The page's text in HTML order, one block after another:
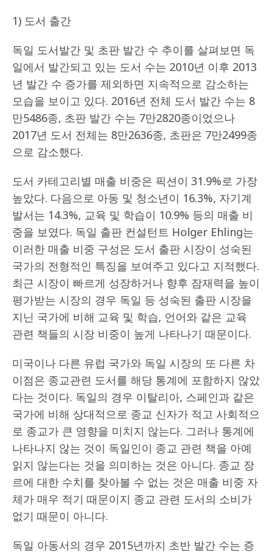
1) 도서 출간
독일 도서발간 및 초판 발간 수 추이를 살펴보면 독
일에서 발간되고 있는 도서 수는 2010년 이후 2013
년 발간 수 증가를 제외하면 지속적으로 감소하는
모습을 보이고 있다. 2016년 전체 도서 발간 수는 8
만5486종, 초판 발간 수는 7만2820종이었으나
2017년 도서 전체는 8만2636종, 초판은 7만2499종
으로 감소했다.
도서 카테고리별 매출 비중은 픽션이 31.9%로 가장
높았다. 다음으로 아동 및 청소년이 16.3%, 자기계
발서는 14.3%, 교육 및 학습이 10.9% 등의 매출 비
중을 보였다. 독일 출판 컨설턴트 Holger Ehling는
이러한 매출 비중 구성은 도서 출판 시장이 성숙된
국가의 전형적인 특징을 보여주고 있다고 지적했다.
최근 시장이 빠르게 성장하거나 향후 잠재력을 높이
평가받는 시장의 경우 독일 등 성숙된 출판 시장을
지닌 국가에 비해 교육 및 학습, 언어와 같은 교육
관련 책들의 시장 비중이 높게 나타나기 때문이다.
미국이나 다른 유럽 국가와 독일 시장의 또 다른 차
이점은 종교관련 도서를 해당 통계에 포함하지 않았
다는 것이다. 독일의 경우 이탈리아, 스페인과 같은
국가에 비해 상대적으로 종교 신자가 적고 사회적으
로 종교가 큰 영향을 미치지 않는다. 그러나 통계에
나타나지 않는 것이 독일인이 종교 관련 책을 아예
읽지 않는다는 것을 의미하는 것은 아니다. 종교 장
르에 대한 수치를 찾아볼 수 없는 것은 매출 비중 자
체가 매우 적기 때문이지 종교 관련 도서의 소비가
없기 때문이 아니다.
독일 아동서의 경우 2015년까지 초반 발간 수는 증